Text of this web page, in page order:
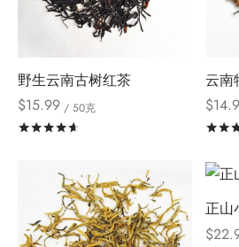
野生云南古树红茶
$15.99 / 50克
云南
$
正山
$